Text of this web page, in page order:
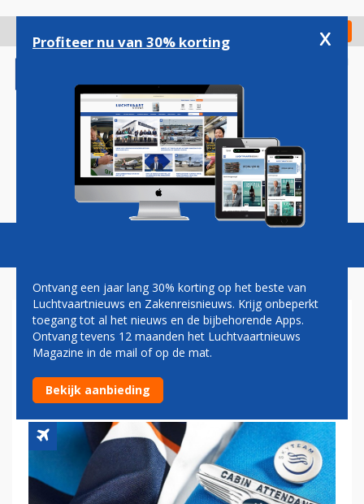
gaan
Check in
Magazine Podcasts Vacatures
FNV VERWACHT GEEN
GEDWONGEN ONTSLAGEN BIJ
CABINEPERSONEEL KLM
Profiteer nu van 30% korting x
Ontvang een jaar lang 30% korting op het beste van
Luchtvaartnieuws en Zakenreisnieuws. Krijg onbeperkt
toegang tot al het nieuws en de bijbehorende Apps.
Ontvang tevens 12 maanden het Luchtvaartnieuws
Magazine in de mail of op de mat.
Bekijk aanbieding